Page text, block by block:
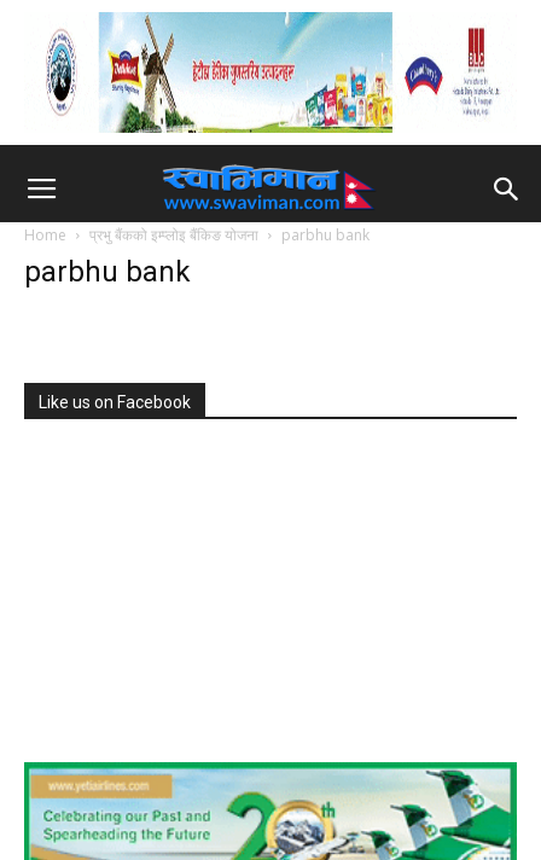
Home प्रभु बैंकको इम्प्लोइ बैंकिङ योजना parbhu bank
parbhu bank
Like us on Facebook